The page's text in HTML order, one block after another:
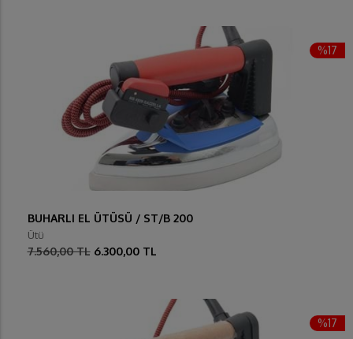
%17
BUHARLI EL ÜTÜSÜ / ST/B 200
Ütü
7.560,00 TL 6.300,00 TL
%17